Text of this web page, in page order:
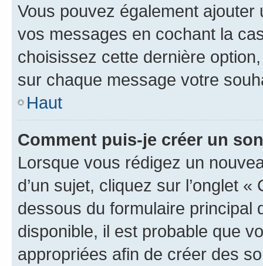
Vous pouvez également
vos messages en cochant la
choisissez cette dernière
sur chaque message votre
Haut
Comment puis-je créer un
Lorsque vous rédigez un
d’un sujet, cliquez sur l’onglet
dessous du formulaire principal
disponible, il est probable que
appropriées afin de créer des